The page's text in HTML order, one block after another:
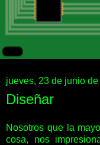
jueves, 23 de junio
Diseñar
Nosotros que la
cosa, nos